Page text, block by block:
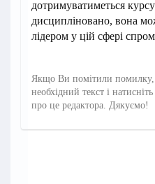
дотримуватиметься
дисципліновано, вона
лідером у цій сфері
Якщо Ви помітили помилку,
необхідний текст і
про це редактора. Дякуємо!